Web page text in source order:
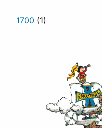
1700 (1)